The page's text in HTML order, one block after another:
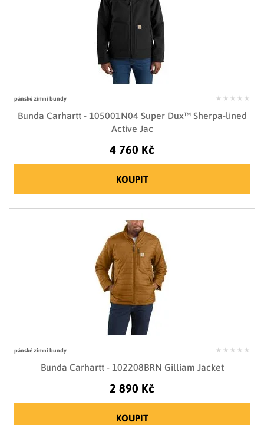
pánské zimní bundy
Bunda Carhartt - 105001N04 Super Dux™ Sherpa-lined
Active Jac
4 760 Kč
KOUPIT
pánské zimní bundy
Bunda Carhartt - 102208BRN Gilliam Jacket
2 890 Kč
KOUPIT